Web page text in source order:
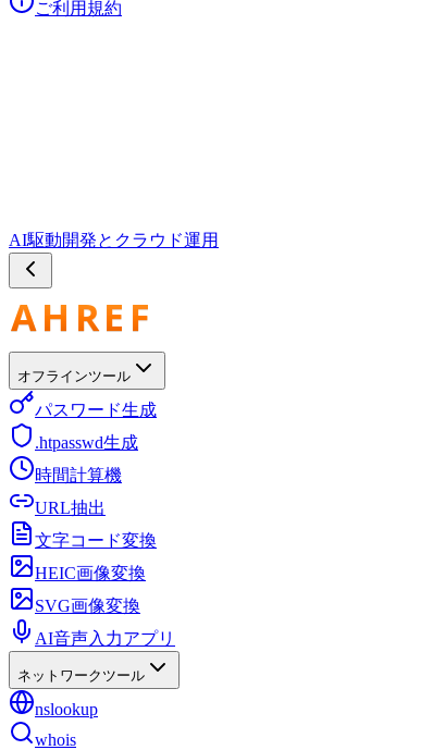
ご利用規約
AI駆動開発とクラウド運用
オフラインツール
パスワード生成
.htpasswd生成
時間計算機
URL抽出
文字コード変換
HEIC画像変換
SVG画像変換
AI音声入力アプリ
ネットワークツール
nslookup
whois